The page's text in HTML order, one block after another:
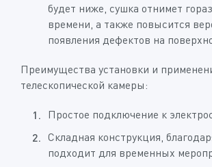
будет ниже, сушка отнимет
времени, а также повысится
появления дефектов на
Преимущества установки и
телескопической камеры:
Простое подключение к
Складная конструкция,
подходит для временных